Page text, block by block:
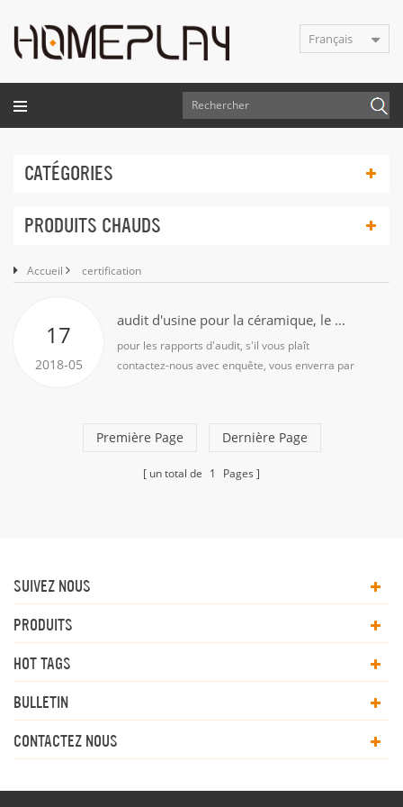
Français
CATÉGORIES
PRODUITS CHAUDS
Accueil certification
17
2018-05
audit d'usine pour la céramique, le métal et le bois
pour les rapports d'audit, s'il vous plaît
contactez-nous avec enquête, vous enverra par
Fourniture de métal: audit cible. smeta.
Première Page Dernière Page
un total de 1 Pages
SUIVEZ NOUS
PRODUITS
HOT TAGS
BULLETIN
CONTACTEZ NOUS